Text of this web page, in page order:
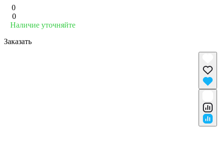
0
0
Наличие уточняйте
Заказать